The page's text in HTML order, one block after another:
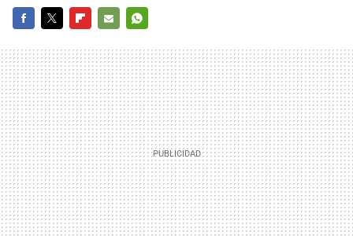
MAIL